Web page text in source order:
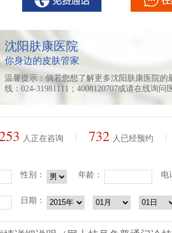
沈阳肤康医院
你身边的皮肤管家
温馨提示：倘若您想了解更多沈阳肤康医院
线：024-31981111；4008120707或请在线询问
人正在咨询 732 人已经预约
性别： 年龄： 电
日期：